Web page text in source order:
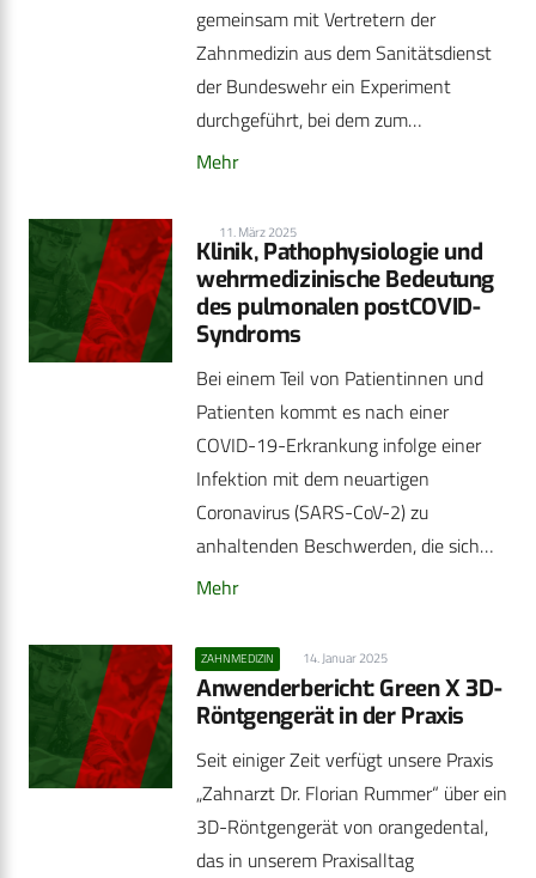
gemeinsam mit Vertretern der
Zahnmedizin aus dem Sanitätsdienst
der Bundeswehr ein Experiment
durchgeführt, bei dem zum…
Mehr
11. März 2025
Klinik, Pathophysiologie und
wehrmedizinische Bedeutung
des pulmonalen postCOVID-
Syndroms
Bei einem Teil von Patientinnen und
Patienten kommt es nach einer
COVID-19-Erkrankung infolge einer
Infektion mit dem neuartigen
Coronavirus (SARS-CoV-2) zu
anhaltenden Beschwerden, die sich…
Mehr
ZAHNMEDIZIN 14. Januar 2025
Anwenderbericht: Green X 3D-
Röntgengerät in der Praxis
Seit einiger Zeit verfügt unsere Praxis
„Zahnarzt Dr. Florian Rummer“ über ein
3D-Röntgengerät von orangedental,
das in unserem Praxisalltag